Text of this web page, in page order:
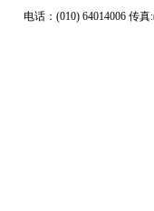
电话：(010) 64014006 传真